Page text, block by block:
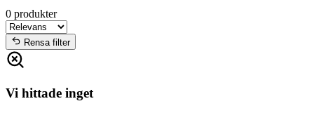
0 produkter
Rensa filter
Vi hittade inget